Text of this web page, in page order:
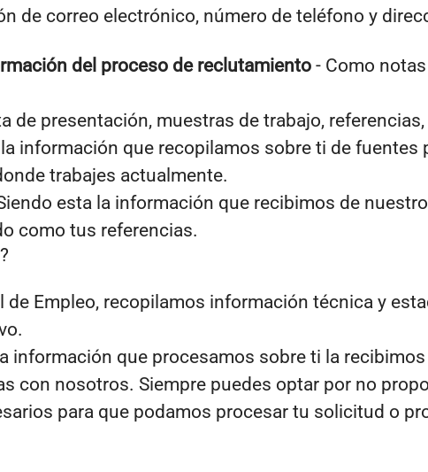
de correo electrónico, número de teléfono y
del proceso de reclutamiento - Como
de presentación, muestras de trabajo,
información que recopilamos sobre ti de
trabajes actualmente.
esta la información que recibimos de
como tus referencias.
de Empleo, recopilamos información técnica y
información que procesamos sobre ti la
con nosotros. Siempre puedes optar por no
para que podamos procesar tu solicitud o